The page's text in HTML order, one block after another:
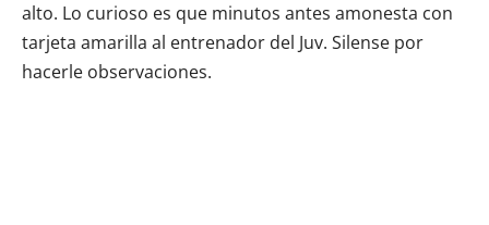
alto. Lo curioso es que minutos antes amonesta con
tarjeta amarilla al entrenador del Juv. Silense por
hacerle observaciones.